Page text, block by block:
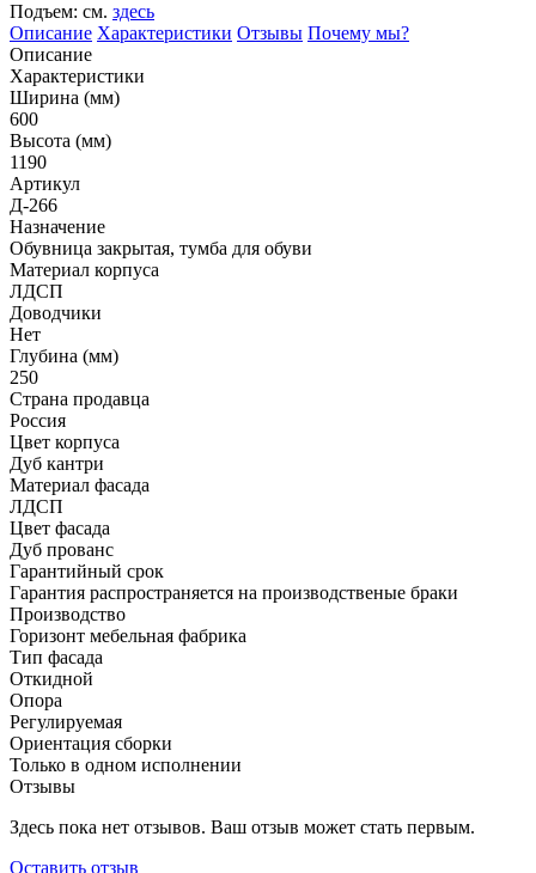
Подъем: см. здесь
Описание Характеристики Отзывы Почему мы?
Описание
Характеристики
Ширина (мм)
600
Высота (мм)
1190
Артикул
Д-266
Назначение
Обувница закрытая, тумба для обуви
Материал корпуса
ЛДСП
Доводчики
Нет
Глубина (мм)
250
Страна продавца
Россия
Цвет корпуса
Дуб кантри
Материал фасада
ЛДСП
Цвет фасада
Дуб прованс
Гарантийный срок
Гарантия распространяется на производственые браки
Производство
Горизонт мебельная фабрика
Тип фасада
Откидной
Опора
Регулируемая
Ориентация сборки
Только в одном исполнении
Отзывы
Здесь пока нет отзывов. Ваш отзыв может стать первым.
Оставить отзыв